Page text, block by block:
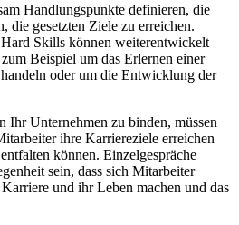
Handlungspunkte definieren, die
die gesetzten Ziele zu erreichen.
Skills können weiterentwickelt
Beispiel um das Erlernen einer
oder um die Entwicklung der
Ihr Unternehmen zu binden, müssen
ihre Karriereziele erreichen
können. Einzelgespräche
sein, dass sich Mitarbeiter
und ihr Leben machen und das